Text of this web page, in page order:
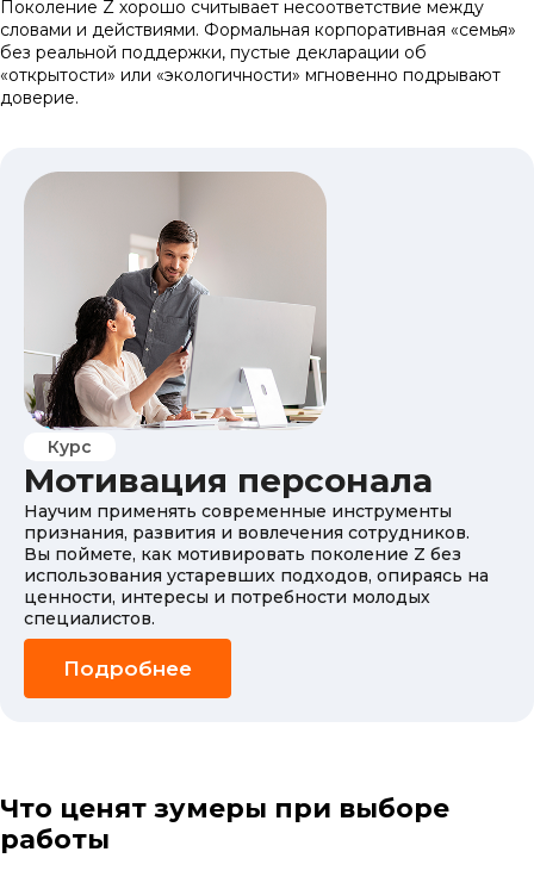
Поколение Z хорошо считывает несоответствие между
словами и действиями. Формальная корпоративная «семья»
без реальной поддержки, пустые декларации об
«открытости» или «экологичности» мгновенно подрывают
доверие.
Курс
Мотивация персонала
Научим применять современные инструменты
признания, развития и вовлечения сотрудников.
Вы поймете, как мотивировать поколение Z без
использования устаревших подходов, опираясь на
ценности, интересы и потребности молодых
специалистов.
Подробнее
Что ценят зумеры при выборе
работы